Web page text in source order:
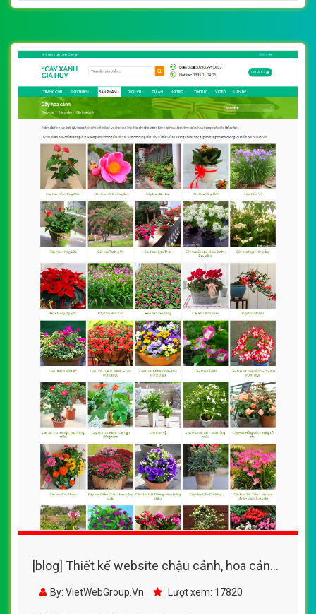
[blog] Thiết kế website chậu cảnh, hoa cảnh
trang trí đẹp SEO tốt
By: VietWebGroup.Vn Lượt xem: 17820